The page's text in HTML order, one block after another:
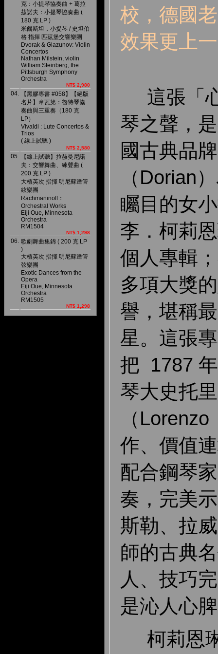
克：小提琴協奏曲 + 葛拉
茲諾夫：小提琴協奏曲 (
180 克 LP )
米爾斯坦，小提琴 / 史坦伯
格 指揮 匹茲堡交響樂團
Dvorak & Glazunov: Violin
Concertos
Nathan Milstein, violin
William Steinberg, the
Pittsburgh Symphony
Orchestra
NT$ 2,980
04.
【黑膠專書 #058】【絕版
名片】韋瓦第：魯特琴協
奏曲與三重奏（180 克
LP）
Vivaldi : Lute Concertos &
Trios
( 線上試聽 )
NT$ 2,580
05.
【線上試聽】拉赫曼尼諾
夫：交響舞曲、練聲曲 (
200 克 LP )
大植英次 指揮 明尼蘇達管
絃樂團
Rachmaninoff：
Orchestral Works
Eiji Oue, Minnesota
Orchestra
RM1504
NT$ 1,298
06. 歌劇舞曲集錦 ( 200 克 LP
)
大植英次 指揮 明尼蘇達管
弦樂團
Exotic Dances from the
Opera
Eiji Oue, Minnesota
Orchestra
RM1505
NT$ 1,298
校，德國
效果更上
這張「
琴之聲，
國古典品
（Dorian
矚目的女
李．柯莉
個人專輯
多項大獎
譽，堪稱
星。這張
把 1787
琴大史托
（
作、價值
配合鋼琴
奏，完美
斯勒、拉
師的古典
人、技巧
是沁人心
柯莉恩